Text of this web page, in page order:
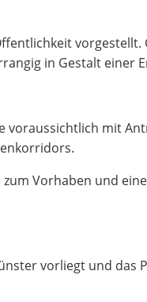
vorgestellt.
in Gestalt einer
voraussichtlich mit
Vorhaben und
vorliegt und das